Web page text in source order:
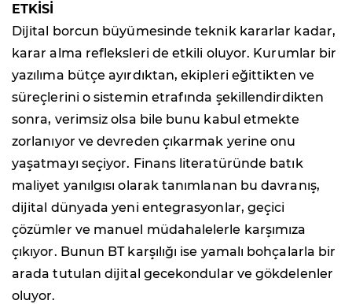
ETKİSİ
Dijital borcun büyümesinde teknik kararlar kadar,
karar alma refleksleri de etkili oluyor. Kurumlar bir
yazılıma bütçe ayırdıktan, ekipleri eğittikten ve
süreçlerini o sistemin etrafında şekillendirdikten
sonra, verimsiz olsa bile bunu kabul etmekte
zorlanıyor ve devreden çıkarmak yerine onu
yaşatmayı seçiyor. Finans literatüründe batık
maliyet yanılgısı olarak tanımlanan bu davranış,
dijital dünyada yeni entegrasyonlar, geçici
çözümler ve manuel müdahalelerle karşımıza
çıkıyor. Bunun BT karşılığı ise yamalı bohçalarla bir
arada tutulan dijital gecekondular ve gökdelenler
oluyor.